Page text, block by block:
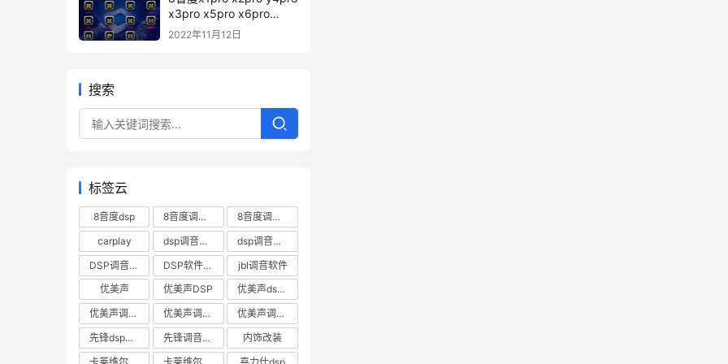
x3pro x5pro x6pro
x7pro h88pro h812pro
2022年11月12日
搜索
标签云
8音度dsp 8音度调音软件
8音度调音软件下载
carplay
dsp调音数据
dsp调音软件
DSP调音软件下载
DSP软件下载
jbl调音软件
优美声
优美声DSP
优美声dsp调音软件下载
优美声调音数据下载
优美声调音软件
优美声调音软件下载
先锋dsp调音软件
先锋调音软件
内饰改装